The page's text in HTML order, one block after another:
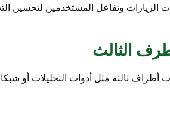
الزيارات وتفاعل المستخدمين لتحسين
الثالث
أطراف ثالثة مثل أدوات التحليلات أو